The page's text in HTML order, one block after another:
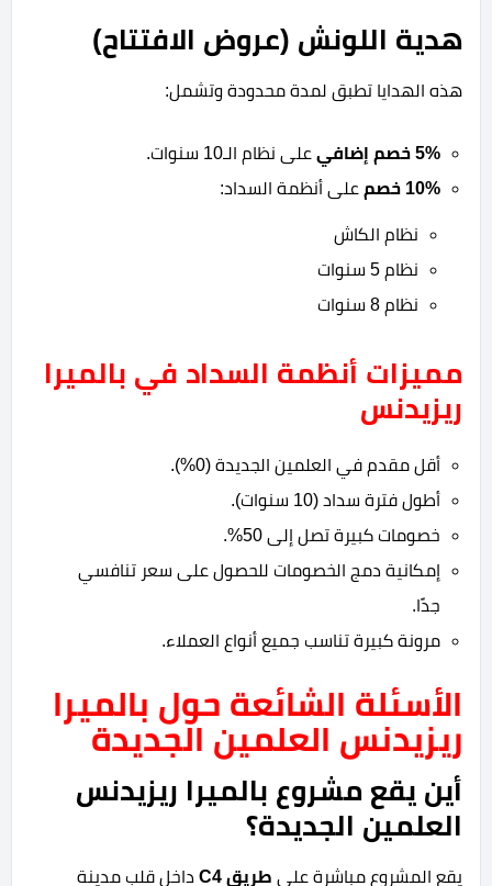
هدية اللونش (عروض الافتتاح)
هذه الهدايا تطبق لمدة محدودة وتشمل:
5% خصم إضافي
على نظام الـ10 سنوات.
10% خصم
على أنظمة السداد:
نظام الكاش
نظام 5 سنوات
نظام 8 سنوات
مميزات أنظمة السداد في بالميرا
ريزيدنس
أقل مقدم في العلمين الجديدة (0%).
أطول فترة سداد (10 سنوات).
خصومات كبيرة تصل إلى 50%.
إمكانية دمج الخصومات للحصول على سعر تنافسي
جدًا.
مرونة كبيرة تناسب جميع أنواع العملاء.
الأسئلة الشائعة حول بالميرا
ريزيدنس العلمين الجديدة
أين يقع مشروع بالميرا ريزيدنس
العلمين الجديدة؟
يقع المشروع مباشرة على طريق C4
داخل قلب مدينة